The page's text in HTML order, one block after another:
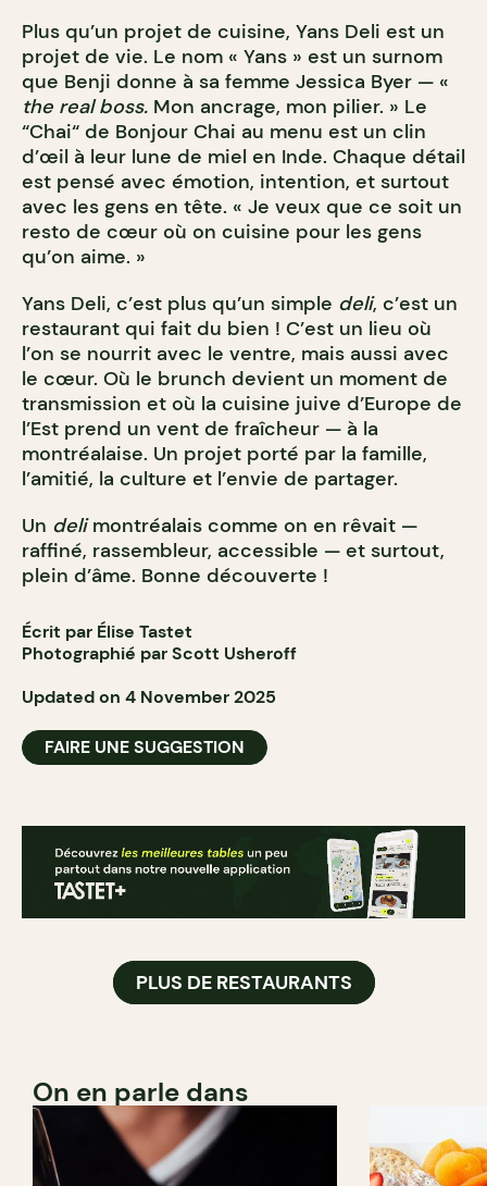
Plus qu’un projet de cuisine, Yans Deli est un
projet de vie. Le nom « Yans » est un surnom
que Benji donne à sa femme Jessica Byer — «
the real boss. Mon ancrage, mon pilier. » Le
“Chai“ de Bonjour Chai au menu est un clin
d’œil à leur lune de miel en Inde. Chaque détail
est pensé avec émotion, intention, et surtout
avec les gens en tête. « Je veux que ce soit un
resto de cœur où on cuisine pour les gens
qu’on aime. »
Yans Deli, c’est plus qu’un simple deli, c’est un
restaurant qui fait du bien ! C’est un lieu où
l’on se nourrit avec le ventre, mais aussi avec
le cœur. Où le brunch devient un moment de
transmission et où la cuisine juive d’Europe de
l’Est prend un vent de fraîcheur — à la
montréalaise. Un projet porté par la famille,
l’amitié, la culture et l’envie de partager.
Un delimontréalais comme on en rêvait —
raffiné, rassembleur, accessible — et surtout,
plein d’âme. Bonne découverte !
Écrit par Élise Tastet
Photographié par Scott Usheroff
Updated on 4 November 2025
FAIRE UNE SUGGESTION
PLUS DE RESTAURANTS
On en parle dans